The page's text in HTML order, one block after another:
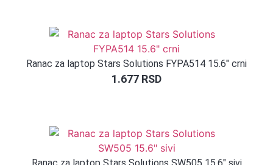
Ranac za laptop Stars Solutions FYPA514 15.6″ crni
1.677 RSD